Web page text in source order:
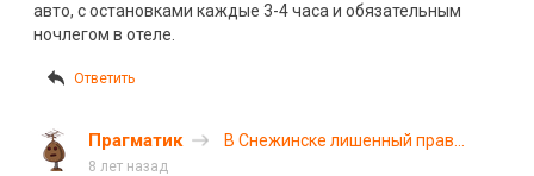
авто, с остановками каждые 3-4 часа и обязательным
ночлегом в отеле.
Ответить
Прагматик
В Снежинске лишенный прав
8 лет назад